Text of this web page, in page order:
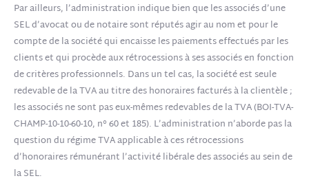
Par ailleurs, l’administration indique bien que les associés d’une
SEL d’avocat ou de notaire sont réputés agir au nom et pour le
compte de la société qui encaisse les paiements effectués par les
clients et qui procède aux rétrocessions à ses associés en fonction
de critères professionnels. Dans un tel cas, la société est seule
redevable de la TVA au titre des honoraires facturés à la clientèle ;
les associés ne sont pas eux-mêmes redevables de la TVA (BOI-TVA-
CHAMP-10-10-60-10, n° 60 et 185). L’administration n’aborde pas la
question du régime TVA applicable à ces rétrocessions
d’honoraires rémunérant l’activité libérale des associés au sein de
la SEL.